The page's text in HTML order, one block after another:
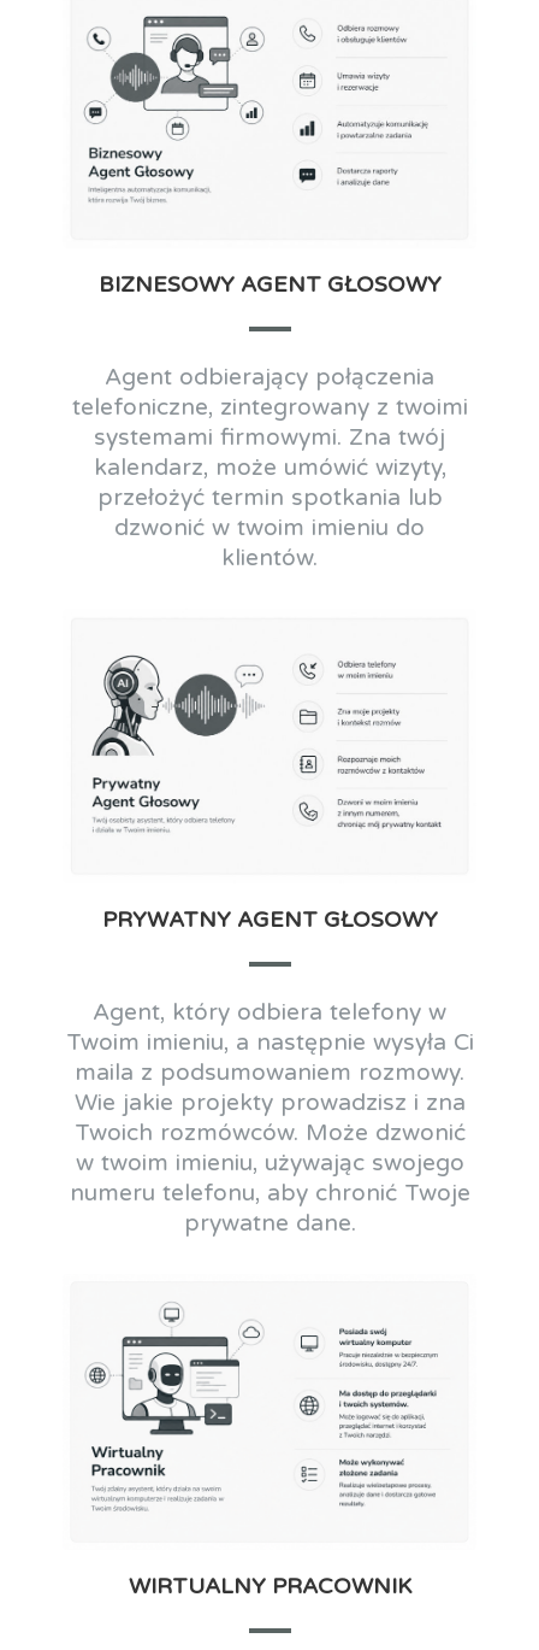
BIZNESOWY AGENT GŁOSOWY
Agent odbierający połączenia
telefoniczne, zintegrowany z twoimi
systemami firmowymi. Zna twój
kalendarz, może umówić wizyty,
przełożyć termin spotkania lub
dzwonić w twoim imieniu do
klientów.
PRYWATNY AGENT GŁOSOWY
Agent, który odbiera telefony w
Twoim imieniu, a następnie wysyła Ci
maila z podsumowaniem rozmowy.
Wie jakie projekty prowadzisz i zna
Twoich rozmówców. Może dzwonić
w twoim imieniu, używając swojego
numeru telefonu, aby chronić Twoje
prywatne dane.
WIRTUALNY PRACOWNIK